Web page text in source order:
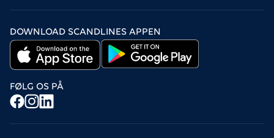
DOWNLOAD SCANDLINES APPEN
FØLG OS PÅ